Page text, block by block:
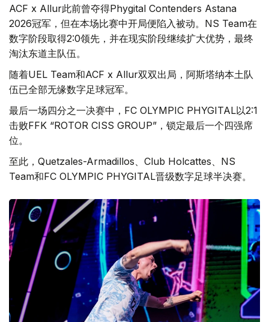
ACF x Allur此前曾夺得Phygital Contenders Astana
2026冠军，但在本场比赛中开局便陷入被动。NS Team在
数字阶段取得2:0领先，并在现实阶段继续扩大优势，最终
淘汰东道主队伍。
随着UEL Team和ACF x Allur双双出局，阿斯塔纳本土队
伍已全部无缘数字足球冠军。
最后一场四分之一决赛中，FC OLYMPIC PHYGITAL以2:1
击败FFK “ROTOR CISS GROUP”，锁定最后一个四强席
位。
至此，Quetzales-Armadillos、Club Holcattes、NS
Team和FC OLYMPIC PHYGITAL晋级数字足球半决赛。